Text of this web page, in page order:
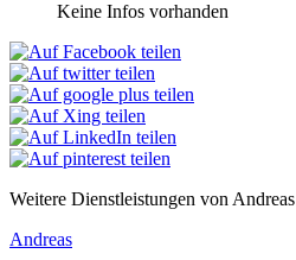
Keine Infos vorhanden
Weitere Dienstleistungen von Andreas
Andreas